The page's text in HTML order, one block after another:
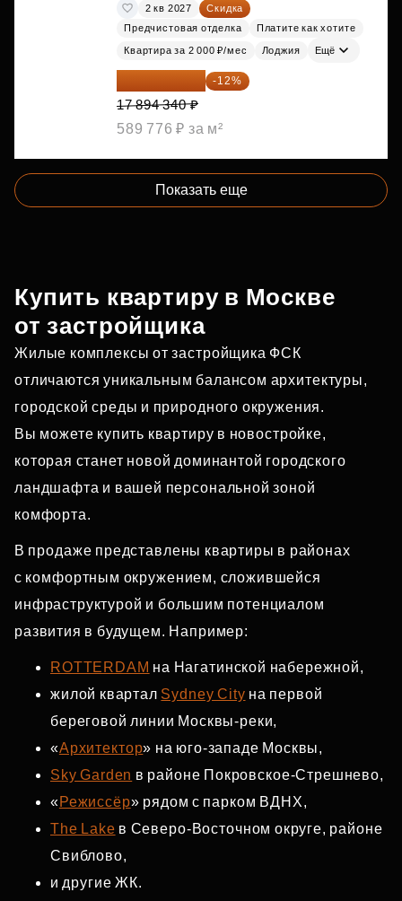
2 кв 2027
Скидка
Предчистовая отделка
Платите как хотите
Квартира за 2 000 ₽/мес Лоджия Ещё
15 747 019 ₽ -12%
17 894 340 ₽
589 776 ₽ за м²
Показать еще
Купить квартиру в Москве
от застройщика
Жилые комплексы от застройщика ФСК
отличаются уникальным балансом архитектуры,
городской среды и природного окружения.
Вы можете купить квартиру в новостройке,
которая станет новой доминантой городского
ландшафта и вашей персональной зоной
комфорта.
В продаже представлены квартиры в районах
с комфортным окружением, сложившейся
инфраструктурой и большим потенциалом
развития в будущем. Например:
ROTTERDAM на Нагатинской набережной,
жилой квартал Sydney City на первой
береговой линии Москвы‑реки,
«Архитектор» на юго‑западе Москвы,
Sky Garden в районе Покровское‑Стрешнево,
«Режиссёр» рядом с парком ВДНХ,
The Lake в Северо‑Восточном округе, районе
Свиблово,
и другие ЖК.